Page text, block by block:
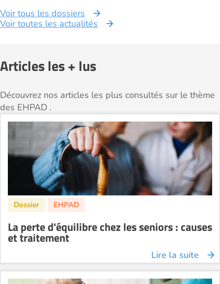
Voir tous les dossiers
Voir toutes les actualités
Articles les + lus
Découvrez nos articles les plus consultés sur le thème
des EHPAD .
La perte d'équilibre chez les seniors : causes
et traitement
Lire la suite